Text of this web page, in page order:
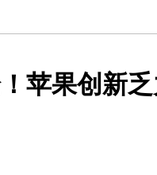
苹果创新